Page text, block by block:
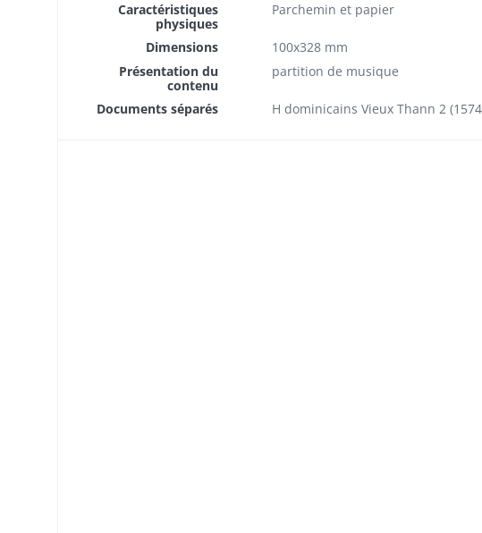
Caractéristiques
physiques
Parchemin et papier
Dimensions
100x328 mm
Présentation du
contenu
partition de musique
Documents séparés H dominicains Vieux Thann 2